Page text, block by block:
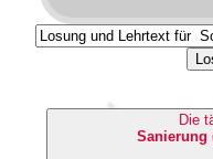
Die
Sanierung